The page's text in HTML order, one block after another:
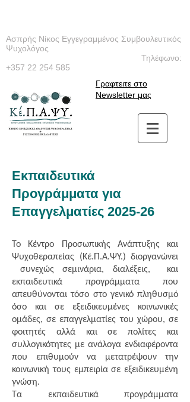
Ασπρής Νίκος Εγγεγραμμένος Συμβουλευτικός
Ψυχολόγος
Τηλέφωνο:
+357 22 254 585
Γραφτειτε στο
Newsletter μας
Εκπαιδευτικά
Προγράμματα για
Επαγγελματίες 2025-26
Το Κέντρο Προσωπικής Ανάπτυξης και
Ψυχοθεραπείας (Κέ.Π.Α.ΨΥ.) διοργανώνει
συνεχώς σεμινάρια, διαλέξεις, και
εκπαιδευτικά προγράμματα που
απευθύνονται τόσο στο γενικό πληθυσμό
όσο και σε εξειδικευμένες κοινωνικές
ομάδες, σε επαγγελματίες του χώρου, σε
φοιτητές αλλά και σε πολίτες και
συλλογικότητες με ανάλογα ενδιαφέροντα
που επιθυμούν να μετατρέψουν την
κοινωνική τους εμπειρία σε εξειδικευμένη
γνώση.
Τα εκπαιδευτικά προγράμματα